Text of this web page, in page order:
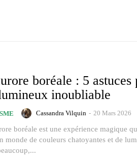
boréale : 5 astuces
inoubliable
Cassandra Vilquin - 20 Mars 2026
boréale est une expérience magique
monde de couleurs chatoyantes et de